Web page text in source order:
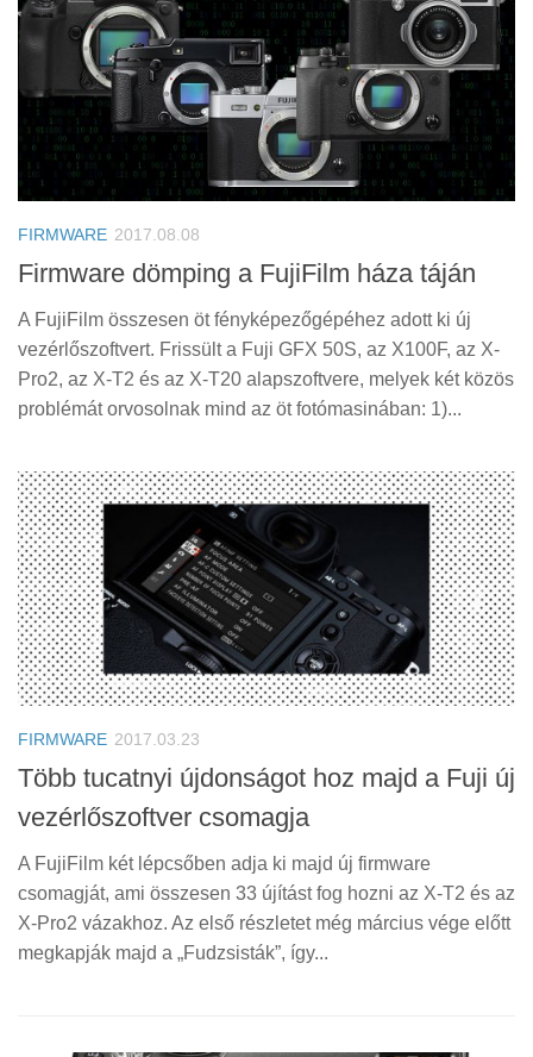
FIRMWARE 2017.08.08
Firmware dömping a FujiFilm háza táján
A FujiFilm összesen öt fényképezőgépéhez adott ki új
vezérlőszoftvert. Frissült a Fuji GFX 50S, az X100F, az X-
Pro2, az X-T2 és az X-T20 alapszoftvere, melyek két közös
problémát orvosolnak mind az öt fotómasinában: 1)...
FIRMWARE 2017.03.23
Több tucatnyi újdonságot hoz majd a Fuji új
vezérlőszoftver csomagja
A FujiFilm két lépcsőben adja ki majd új firmware
csomagját, ami összesen 33 újítást fog hozni az X-T2 és az
X-Pro2 vázakhoz. Az első részletet még március vége előtt
megkapják majd a „Fudzsisták”, így...